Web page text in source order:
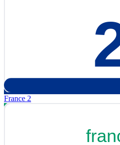
France 2